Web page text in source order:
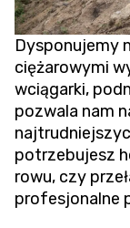
Dysponujemy
ciężarowymi
wciągarki,
pozwala nam
potrzebujesz
rowu, czy
profesjonalne